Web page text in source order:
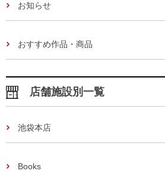
お知らせ
おすすめ作品・商品
店舗施設別一覧
池袋本店
Books